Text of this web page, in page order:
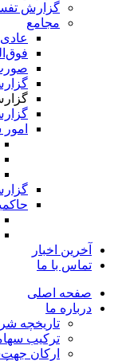
گزارش
مجامع
عادی
آخرین اخبار
تماس با ما
صفحه اصلی
درباره ما
تاریخچه
ترکیب
ارکان